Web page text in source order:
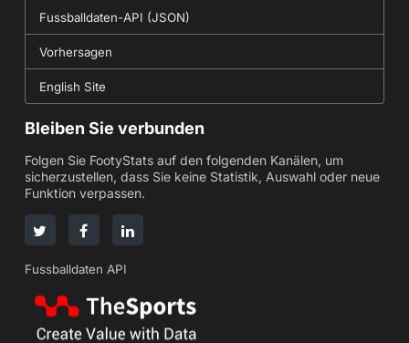
Fussballdaten-API (JSON)
Vorhersagen
English Site
Bleiben Sie verbunden
Folgen Sie FootyStats auf den folgenden Kanälen, um
sicherzustellen, dass Sie keine Statistik, Auswahl oder neue
Funktion verpassen.
Fussballdaten API